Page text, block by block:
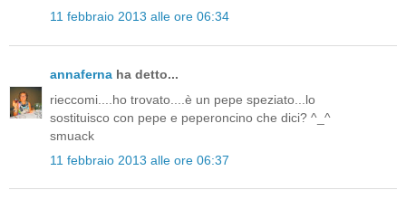
11 febbraio 2013 alle ore 06:34
annaferna ha detto...
rieccomi....ho trovato....è un pepe speziato...lo
sostituisco con pepe e peperoncino che dici? ^_^
smuack
11 febbraio 2013 alle ore 06:37